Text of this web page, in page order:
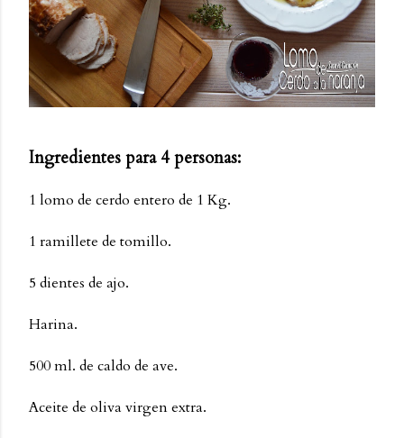
Ingredientes para 4 personas:
1 lomo de cerdo entero de 1 Kg.
1 ramillete de tomillo.
5 dientes de ajo.
Harina.
500 ml. de caldo de ave.
Aceite de oliva virgen extra.